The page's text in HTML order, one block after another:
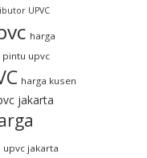
UPVC
harga
pintu upvc
harga kusen
jakarta
upvc jakarta